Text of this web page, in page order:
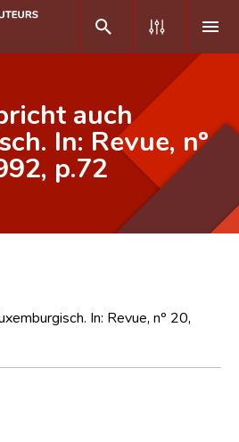
auch
In: Revue, nº
p.72
In: Revue, nº 20,